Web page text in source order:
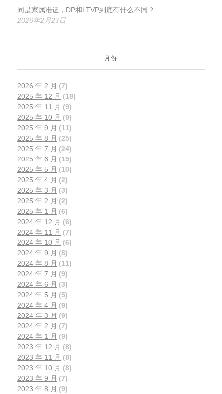
同是家属准证，DP和LTVP到底有什么不同？
2026年2月23日
月份
2026 年 2 月 (7)
2025 年 12 月 (18)
2025 年 11 月 (9)
2025 年 10 月 (9)
2025 年 9 月 (11)
2025 年 8 月 (25)
2025 年 7 月 (24)
2025 年 6 月 (15)
2025 年 5 月 (10)
2025 年 4 月 (2)
2025 年 3 月 (3)
2025 年 2 月 (2)
2025 年 1 月 (6)
2024 年 12 月 (6)
2024 年 11 月 (7)
2024 年 10 月 (6)
2024 年 9 月 (8)
2024 年 8 月 (11)
2024 年 7 月 (9)
2024 年 6 月 (3)
2024 年 5 月 (5)
2024 年 4 月 (9)
2024 年 3 月 (9)
2024 年 2 月 (7)
2024 年 1 月 (9)
2023 年 12 月 (8)
2023 年 11 月 (8)
2023 年 10 月 (8)
2023 年 9 月 (7)
2023 年 8 月 (9)